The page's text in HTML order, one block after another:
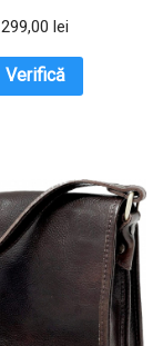
299,00lei
Verifică